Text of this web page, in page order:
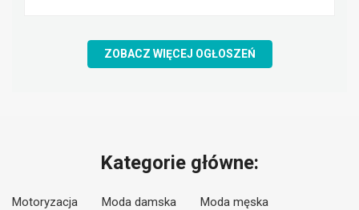
ZOBACZ WIĘCEJ OGŁOSZEŃ
Kategorie główne:
Motoryzacja Moda damska
Moda męska